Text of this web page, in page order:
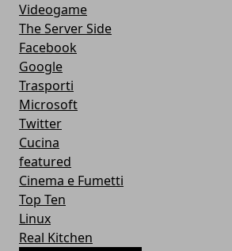
Videogame
The Server Side
Facebook
Google
Trasporti
Microsoft
Twitter
Cucina
featured
Cinema e Fumetti
Top Ten
Linux
Real Kitchen